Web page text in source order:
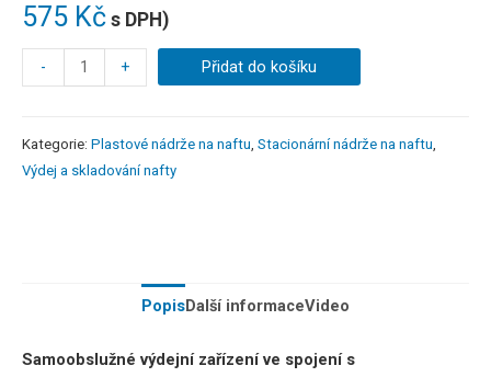
575 Kč s DPH)
- + Přidat do košíku
Kategorie: Plastové nádrže na naftu, Stacionární nádrže na naftu,
Výdej a skladování nafty
PopisDalší informaceVideo
Samoobslužné výdejní zařízení ve spojení s